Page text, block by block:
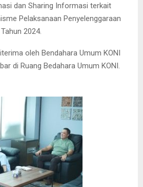
dan Sharing Informasi terkait
Pelaksanaan Penyelenggaraan
2024.
oleh Bendahara Umum KONI
di Ruang Bedahara Umum KONI.